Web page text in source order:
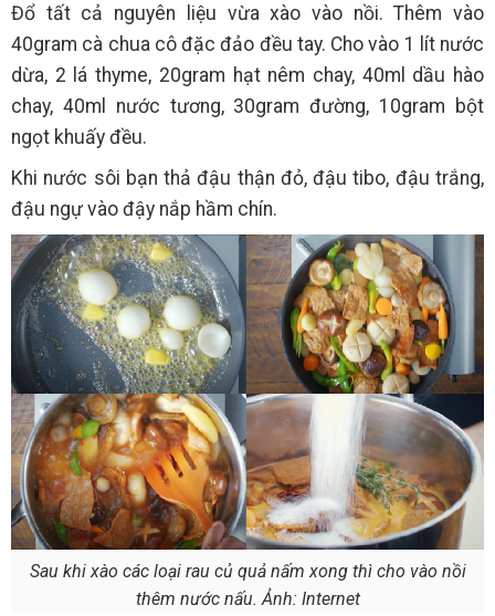
Đổ tất cả nguyên liệu vừa xào vào nồi. Thêm vào
40gram cà chua cô đặc đảo đều tay. Cho vào 1 lít nước
dừa, 2 lá thyme, 20gram hạt nêm chay, 40ml dầu hào
chay, 40ml nước tương, 30gram đường, 10gram bột
ngọt khuấy đều.
Khi nước sôi bạn thả đậu thận đỏ, đậu tibo, đậu trắng,
đậu ngự vào đậy nắp hầm chín.
Sau khi xào các loại rau củ quả nấm xong thì cho vào nồi
thêm nước nấu. Ảnh: Internet